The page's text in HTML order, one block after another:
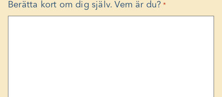
Berätta kort om dig själv. Vem är du? *